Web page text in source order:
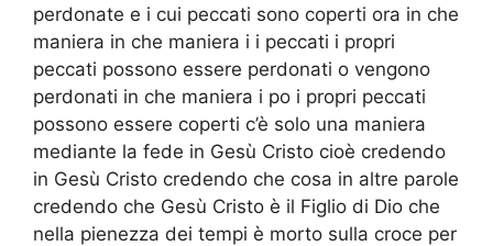
perdonate e i cui peccati sono coperti ora in che
maniera in che maniera i i peccati i propri
peccati possono essere perdonati o vengono
perdonati in che maniera i po i propri peccati
possono essere coperti c’è solo una maniera
mediante la fede in Gesù Cristo cioè credendo
in Gesù Cristo credendo che cosa in altre parole
credendo che Gesù Cristo è il Figlio di Dio che
nella pienezza dei tempi è morto sulla croce per